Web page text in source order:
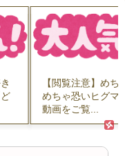
【閲覧注意】めち
めちゃ恐いヒグマ
動画をご覧...